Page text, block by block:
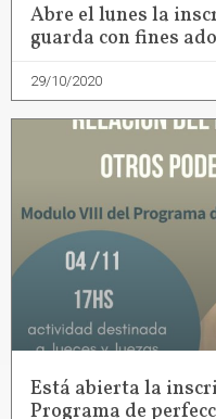
Abre el lunes la
guarda con fines
29/10/2020
Está abierta la
Programa de